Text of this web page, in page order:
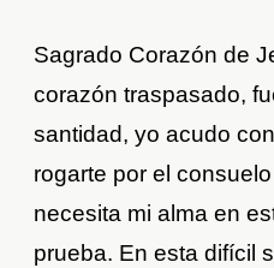
Sagrado Corazón de
corazón traspasado,
santidad, yo acudo
rogarte por el
necesita mi alma en
prueba. En esta difícil